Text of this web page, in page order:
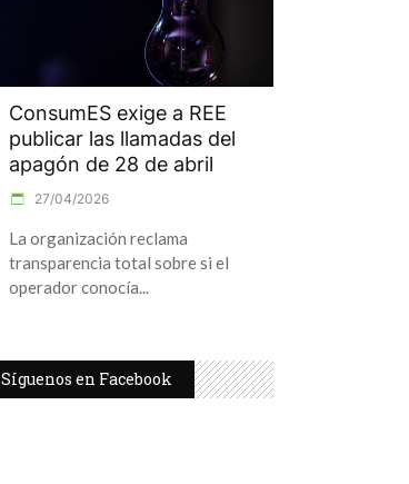
ConsumES exige a REE
publicar las llamadas del
apagón de 28 de abril
27/04/2026
La organización reclama
transparencia total sobre si el
operador conocía
Síguenos en Facebook